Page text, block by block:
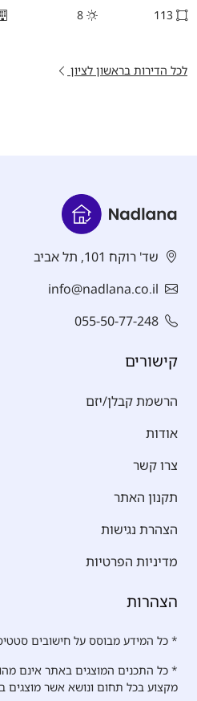
לכל הדירות בראשון לציון
שד' רוקח 101, תל אביב
info@nadlana.co.il
055-50-77-248
קישורים
הרשמת קבלן/יזם
אודות
צרו קשר
תקנון האתר
הצהרת נגישות
מדיניות הפרטיות
הצהרות
* כל המידע מבוסס על חישובים
* כל התכנים המוצגים באתר אינם
מקצוע בכל תחום ונושא אשר מוצגים